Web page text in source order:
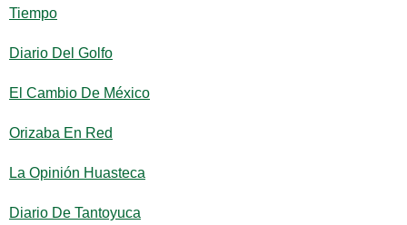
Tiempo
Diario Del Golfo
El Cambio De México
Orizaba En Red
La Opinión Huasteca
Diario De Tantoyuca